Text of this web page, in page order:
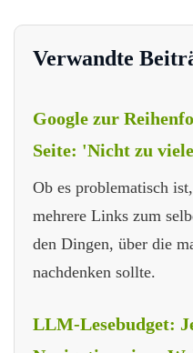
Verwandte
Google zur
Seite: 'Nicht zu
Ob es problematisch
mehrere Links zum
den Dingen, über die
nachdenken sollte.
LLM-Lesebudget: